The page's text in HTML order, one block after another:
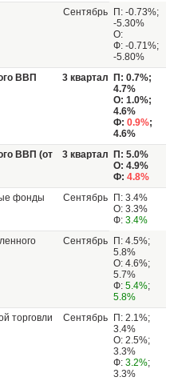
Сентябрь
П: -0.73%;
-5.30%
О:
Ф: -0.71%;
-5.80%
ВВП 3 квартал
П: 0.7%;
4.7%
О: 1.0%;
4.6%
Ф: 0.9%;
4.6%
ВВП (от
3 квартал
П: 5.0%
О: 4.9%
Ф: 4.8%
фонды Сентябрь
П: 3.4%
О: 3.3%
Ф: 3.4%
Сентябрь
П: 4.5%;
5.8%
О: 4.6%;
5.7%
Ф: 5.4%;
5.8%
торговли Сентябрь
П: 2.1%;
3.4%
О: 2.5%;
3.3%
Ф: 3.2%;
3.3%